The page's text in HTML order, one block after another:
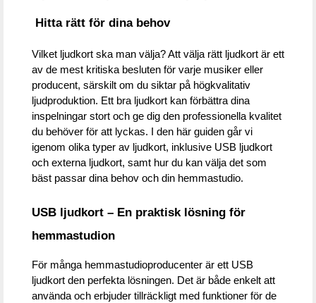
Hitta rätt för dina behov
Vilket ljudkort ska man välja? Att välja rätt ljudkort är ett
av de mest kritiska besluten för varje musiker eller
producent, särskilt om du siktar på högkvalitativ
ljudproduktion. Ett bra ljudkort kan förbättra dina
inspelningar stort och ge dig den professionella kvalitet
du behöver för att lyckas. I den här guiden går vi
igenom olika typer av ljudkort, inklusive USB ljudkort
och externa ljudkort, samt hur du kan välja det som
bäst passar dina behov och din hemmastudio.
USB ljudkort – En praktisk lösning för
hemmastudion
För många hemmastudioproducenter är ett USB
ljudkort den perfekta lösningen. Det är både enkelt att
använda och erbjuder tillräckligt med funktioner för de